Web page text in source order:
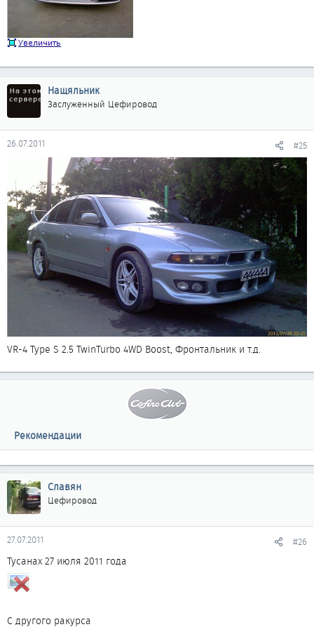
Нащяльник
Заслуженный Цефировод
26.07.2011 #25
VR-4 Type S 2.5 TwinTurbo 4WD Boost, Фронтальник и т.д.
Рекомендации
Славян
Цефировод
27.07.2011 #26
Тусанах 27 июля 2011 года
С другого ракурса